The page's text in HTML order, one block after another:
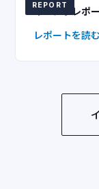
REPORT
イベントレポ
レポートを読